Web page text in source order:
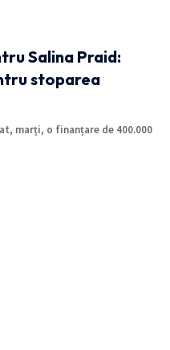
Salina Praid:
stoparea
marți, o finanțare de 400.000